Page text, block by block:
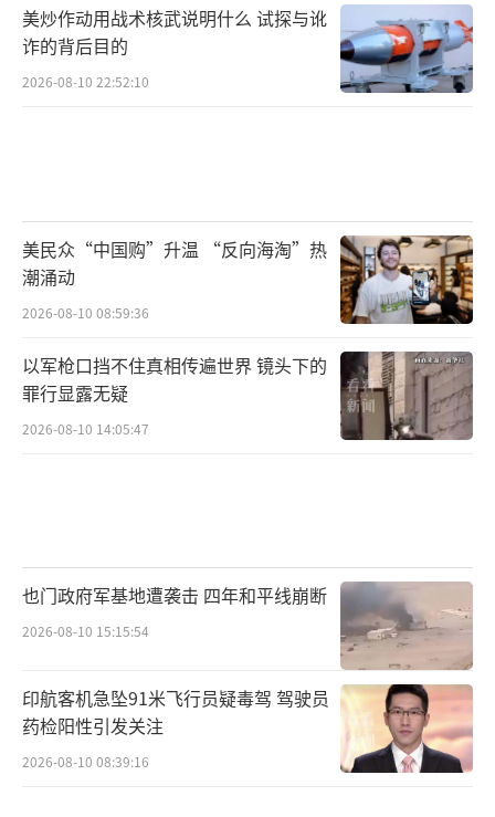
美炒作动用战术核武说明什么 试探与讹
诈的背后目的
2026-08-10 22:52:10
美民众“中国购”升温 “反向海淘”热
潮涌动
2026-08-10 08:59:36
以军枪口挡不住真相传遍世界 镜头下的
罪行显露无疑
2026-08-10 14:05:47
也门政府军基地遭袭击 四年和平线崩断
2026-08-10 15:15:54
印航客机急坠91米飞行员疑毒驾 驾驶员
药检阳性引发关注
2026-08-10 08:39:16